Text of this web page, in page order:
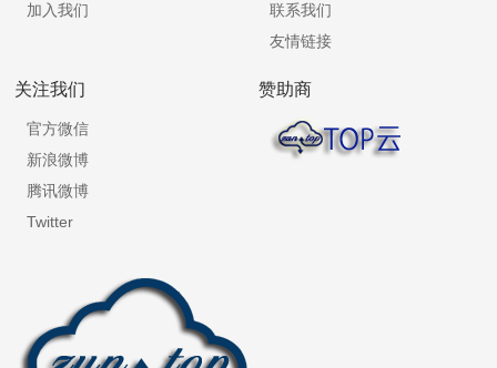
加入我们
联系我们
友情链接
关注我们
官方微信
新浪微博
腾讯微博
Twitter
赞助商